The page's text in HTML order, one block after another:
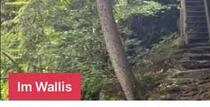
Im Wallis